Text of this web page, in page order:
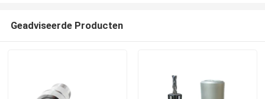
Geadviseerde Producten